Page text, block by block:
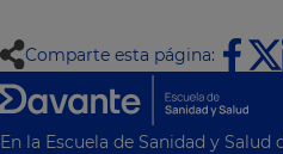
Comparte esta página:
En la Escuela de Sanidad y Salud